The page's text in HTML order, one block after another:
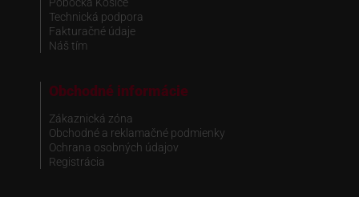
Technická podpora
Fakturačné údaje
Náš tím
Obchodné informácie
Zákaznická zóna
Obchodné a reklamačné podmienky
Ochrana osobných údajov
Registrácia